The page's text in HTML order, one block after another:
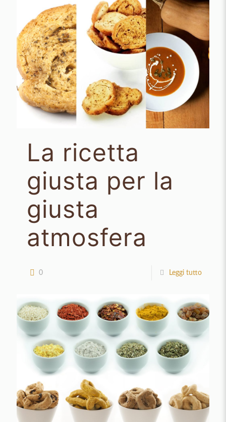
La ricetta
giusta per la
giusta
atmosfera
0 Leggi tutto